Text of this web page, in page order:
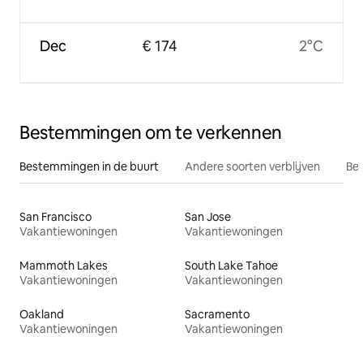
Dec € 174 2°C
Bestemmingen om te verkennen
Bestemmingen in de buurt Andere soorten verblijven
San Francisco
Vakantiewoningen
San Jose
Vakantiewoningen
Mammoth Lakes
Vakantiewoningen
South Lake Tahoe
Vakantiewoningen
Oakland
Vakantiewoningen
Sacramento
Vakantiewoningen